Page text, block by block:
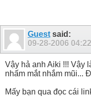
Guest said:
09-28-2006
Vậy hả anh Aiki !!! Vậy
nhấm mắt nhắm mũi...
Mấy bạn qua đọc cái